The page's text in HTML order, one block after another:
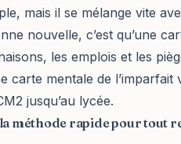
mais il se mélange vite
nouvelle, c’est qu’une
les emplois et les
carte mentale de
jusqu’au lycée.
méthode rapide pour tout